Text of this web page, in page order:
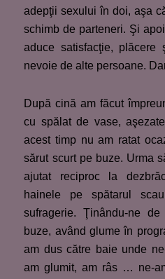
adepţii sexului în doi, aşa
schimb de parteneri. Şi
aduce satisfacţie,
nevoie de alte persoane.
După cină am făcut
cu spălat de vase,
acest timp nu am ratat
sărut scurt pe buze. Urma
ajutat reciproc la
hainele pe spătarul
sufragerie. Ţinându-ne
buze, având glume în
am dus către baie unde
am glumit, am râs … ne-